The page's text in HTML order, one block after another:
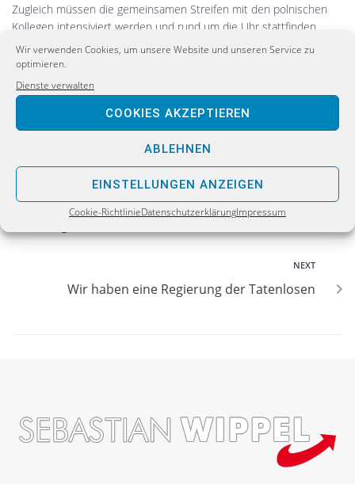
Wir verwenden Cookies, um unsere Website und unseren Service zu
optimieren.
Dienste verwalten
COOKIES AKZEPTIEREN
ABLEHNEN
EINSTELLUNGEN ANZEIGEN
Cookie-RichtlinieDatenschutzerklärungImpressum
Zugleich müssen die gemeinsamen Streifen mit den polnischen
Kollegen intensiviert werden und rund um die Uhr stattfinden.
Dies wäre ein starkes Signal sowohl an die Unternehmen, die
Bürger aber auch an die Kriminellen, die damit gehörig unter Druck
geraten würden.“
Terrorismus und islamistischer Extremismus:
NEXT
Wir haben eine Regierung der Tatenlosen